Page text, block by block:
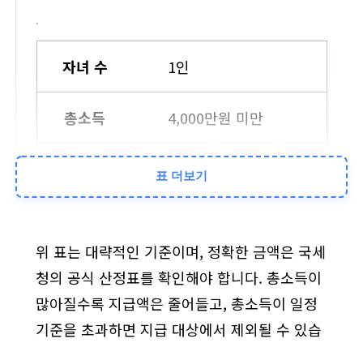
1인
4,000만원 미만
100만원
4,000만원 미만
200만원
표 더보기
위 표는 대략적인 기준이며, 정확한 금액은 국세
청의 공식 산정표를 확인해야 합니다. 총소득이
많아질수록 지급액은 줄어들고, 총소득이 일정
기준을 초과하면 지급 대상에서 제외될 수 있습